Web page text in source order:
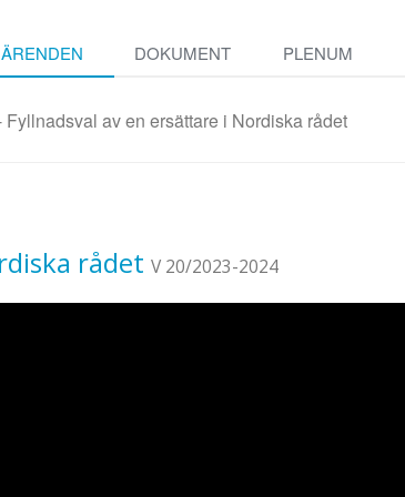
ÄRENDEN DOKUMENT PLENUM
Fyllnadsval av en ersättare i Nordiska rådet
rådet V 20/2023-2024